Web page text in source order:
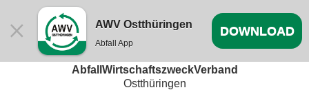
AWV Ostthüringen
Abfall App
DOWNLOAD
AbfallWirtschaftszweckVerband
Ostthüringen